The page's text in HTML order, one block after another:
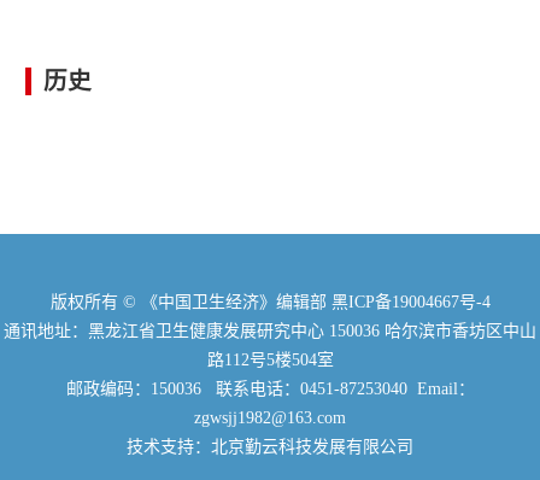
历史
版权所有 © 《中国卫生经济》编辑部 黑ICP备19004667号-4
通讯地址：黑龙江省卫生健康发展研究中心 150036 哈尔滨市香坊区中山
路112号5楼504室
邮政编码：150036 联系电话：0451-87253040 Email：
zgwsjj1982@163.com
技术支持：北京勤云科技发展有限公司